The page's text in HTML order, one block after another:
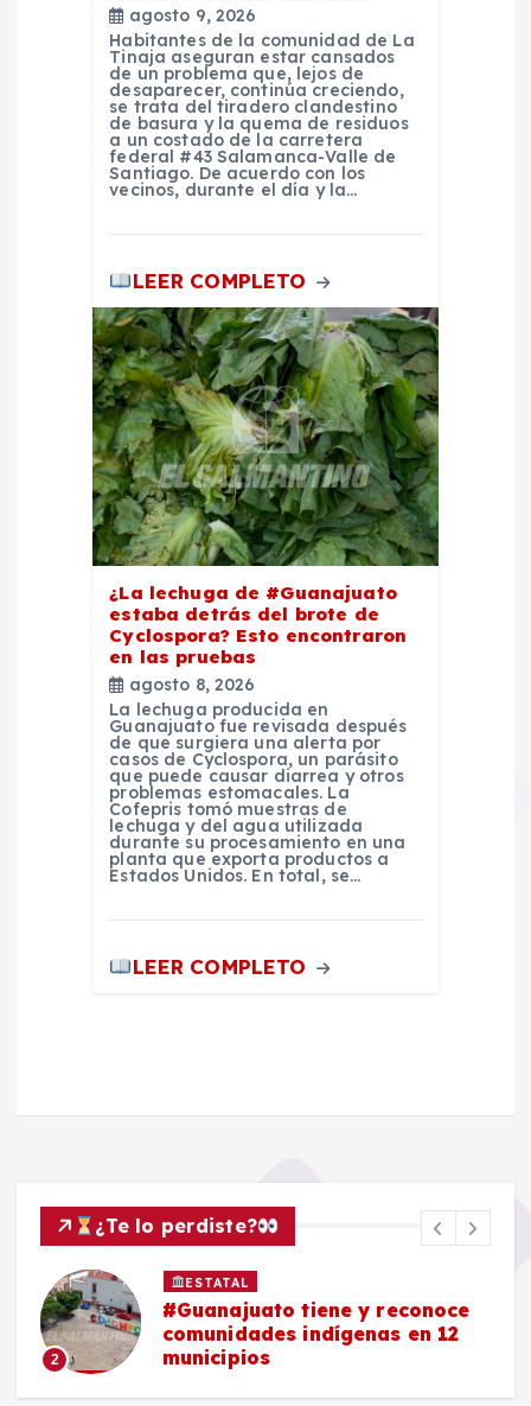
agosto 9, 2026
Habitantes de la comunidad de La
Tinaja aseguran estar cansados
de un problema que, lejos de
desaparecer, continúa creciendo,
se trata del tiradero clandestino
de basura y la quema de residuos
a un costado de la carretera
federal #43 Salamanca-Valle de
Santiago. De acuerdo con los
vecinos, durante el día y la…
LEER COMPLETO
¿La lechuga de #Guanajuato
estaba detrás del brote de
Cyclospora? Esto encontraron
en las pruebas
agosto 8, 2026
La lechuga producida en
Guanajuato fue revisada después
de que surgiera una alerta por
casos de Cyclospora, un parásito
que puede causar diarrea y otros
problemas estomacales. La
Cofepris tomó muestras de
lechuga y del agua utilizada
durante su procesamiento en una
planta que exporta productos a
Estados Unidos. En total, se…
LEER COMPLETO
¿Te lo perdiste?
2
ESTATAL
#Guanajuato tiene y reconoce
comunidades indígenas en 12
municipios